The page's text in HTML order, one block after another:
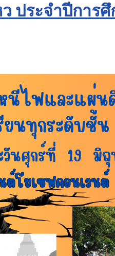
ประจำปีการ